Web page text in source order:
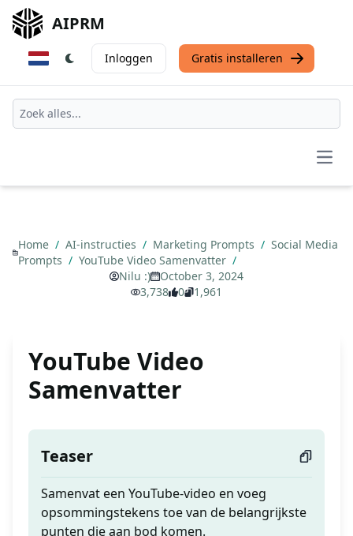
AIPRM
Inloggen Gratis installeren
Home / AI-instructies / Marketing Prompts / Social Media
Prompts / YouTube Video Samenvatter /
Nilu :)
October 3, 2024
3,738
0 1,961
YouTube Video
Samenvatter
Teaser
Samenvat een YouTube-video en voeg
opsommingstekens toe van de belangrijkste
punten die aan bod komen.